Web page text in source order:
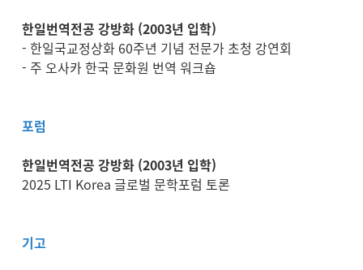
한일번역전공 강방화 (2003년 입학)
- 한일국교정상화 60주년 기념 전문가 초청 강연회
- 주 오사카 한국 문화원 번역 워크숍
포럼
한일번역전공 강방화 (2003년 입학)
2025 LTI Korea 글로벌 문학포럼 토론
기고